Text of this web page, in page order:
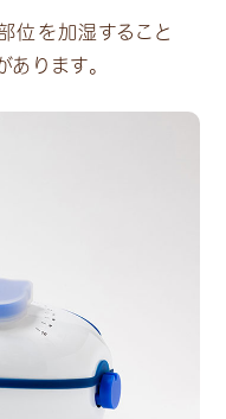
位を加湿すること
ります。